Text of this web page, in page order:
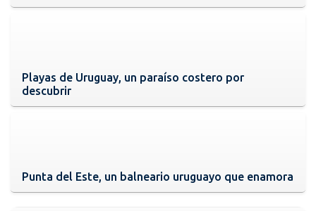
Playas de Uruguay, un paraíso costero por
descubrir
Punta del Este, un balneario uruguayo que enamora